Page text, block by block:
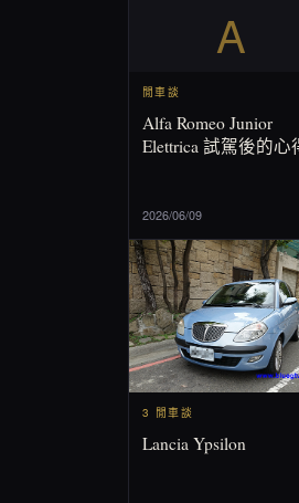
A
閒車談
Alfa Romeo Junior
Elettrica 試駕後的心
2026/06/09
3 閒車談
Lancia Ypsilon